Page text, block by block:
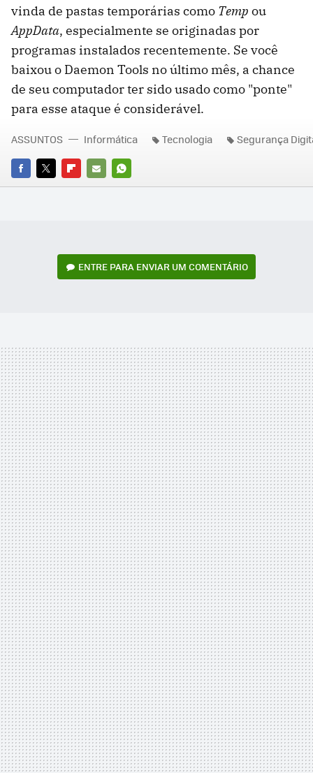
vinda de pastas temporárias como Temp ou
AppData, especialmente se originadas por
programas instalados recentemente. Se você
baixou o Daemon Tools no último mês, a chance
de seu computador ter sido usado como "ponte"
para esse ataque é considerável.
FACEBOOK
TWITTERFLIPBOARD
E-
WHATSAPP
ASSUNTOS Informática Tecnologia Segurança
ENTRE PARA ENVIAR UM COMENTÁRIO